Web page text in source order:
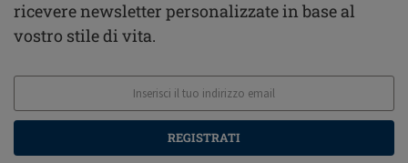
ricevere newsletter personalizzate in base al
vostro stile di vita.
REGISTRATI